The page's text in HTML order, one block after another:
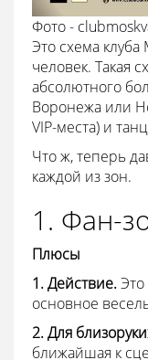
Фото -
Это схема
человек. Такая
абсолютного
Воронежа или
VIP-места) и
Что ж, теперь
каждой из зон.
1. Фан-
Плюсы
1. Действие.Это
основное
2. Для
ближайшая к